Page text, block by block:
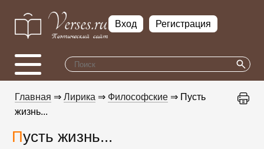
Вход Регистрация
Главная ⇒ Лирика ⇒ Философские ⇒ Пусть
жизнь...
Пусть жизнь...